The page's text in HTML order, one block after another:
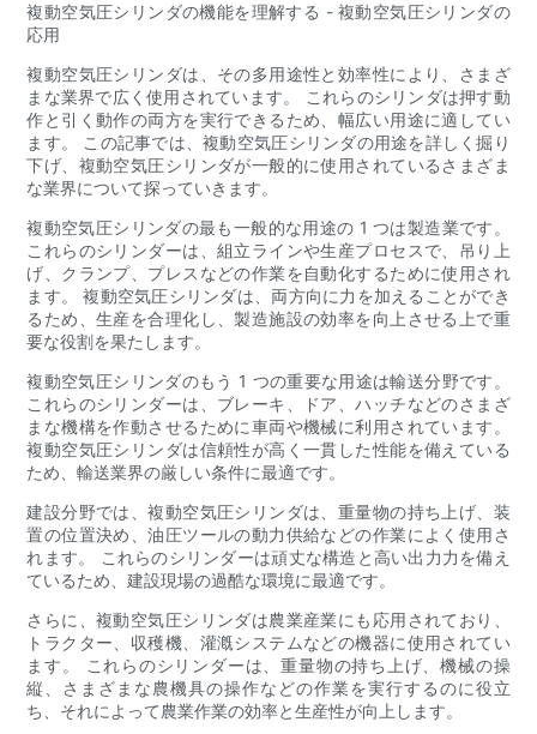
複動空気圧シリンダの機能を理解する - 複動空気圧シリンダの
応用
複動空気圧シリンダは、その多用途性と効率性により、さまざ
まな業界で広く使用されています。 これらのシリンダは押す動
作と引く動作の両方を実行できるため、幅広い用途に適してい
ます。 この記事では、複動空気圧シリンダの用途を詳しく掘り
下げ、複動空気圧シリンダが一般的に使用されているさまざま
な業界について探っていきます。
複動空気圧シリンダの最も一般的な用途の 1 つは製造業です。
これらのシリンダーは、組立ラインや生産プロセスで、吊り上
げ、クランプ、プレスなどの作業を自動化するために使用され
ます。 複動空気圧シリンダは、両方向に力を加えることができ
るため、生産を合理化し、製造施設の効率を向上させる上で重
要な役割を果たします。
複動空気圧シリンダのもう 1 つの重要な用途は輸送分野です。
これらのシリンダーは、ブレーキ、ドア、ハッチなどのさまざ
まな機構を作動させるために車両や機械に利用されています。
複動空気圧シリンダは信頼性が高く一貫した性能を備えている
ため、輸送業界の厳しい条件に最適です。
建設分野では、複動空気圧シリンダは、重量物の持ち上げ、装
置の位置決め、油圧ツールの動力供給などの作業によく使用さ
れます。 これらのシリンダーは頑丈な構造と高い出力力を備え
ているため、建設現場の過酷な環境に最適です。
さらに、複動空気圧シリンダは農業産業にも応用されており、
トラクター、収穫機、灌漑システムなどの機器に使用されてい
ます。 これらのシリンダーは、重量物の持ち上げ、機械の操
縦、さまざまな農機具の操作などの作業を実行するのに役立
ち、それによって農業作業の効率と生産性が向上します。